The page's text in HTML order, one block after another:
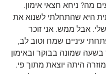
מה? ניחא חצאי אימון.
היא שהתחלתי לשנוא את
אבל ממש. אני זוכר
עיניים שמח וטוב לב,
בשעה שמונה בבוקר ובאימון
היתה יוצאת מתוך פי.